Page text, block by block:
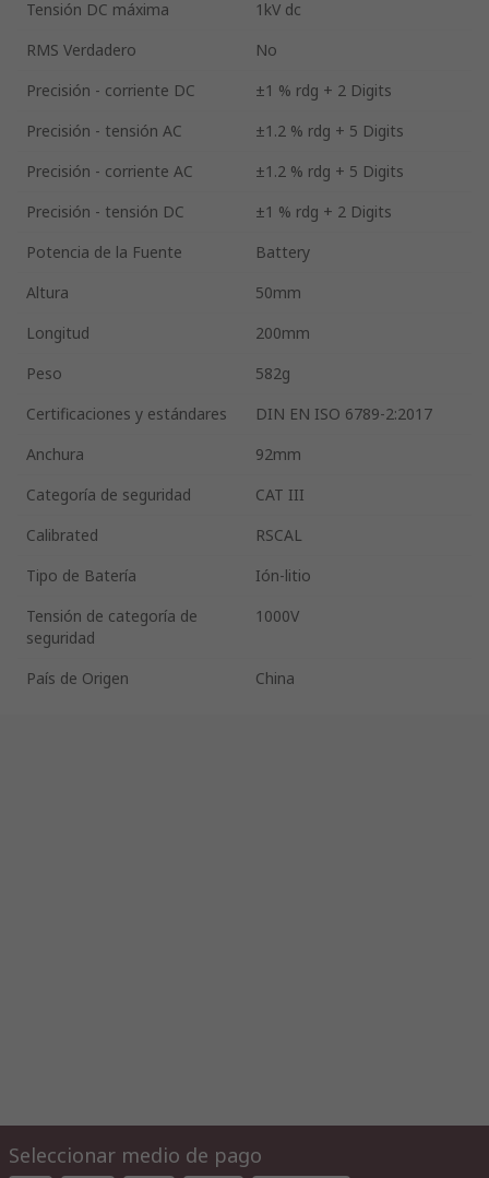
Tensión DC máxima
1kV dc
RMS Verdadero
No
Precisión - corriente DC
±1 % rdg + 2 Digits
Precisión - tensión AC
±1.2 % rdg + 5 Digits
Precisión - corriente AC
±1.2 % rdg + 5 Digits
Precisión - tensión DC
±1 % rdg + 2 Digits
Potencia de la Fuente
Battery
Altura
50mm
Longitud
200mm
Peso
582g
Certificaciones y estándares
DIN EN ISO 6789-2:2017
Anchura
92mm
Categoría de seguridad
CAT III
Calibrated
RSCAL
Tipo de Batería
Ión-litio
Tensión de categoría de
seguridad
1000V
País de Origen China
Seleccionar medio de pago